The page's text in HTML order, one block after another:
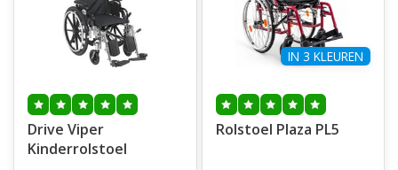
Drive Viper
Kinderrolstoel
IN 3 KLEUREN
Rolstoel Plaza PL5